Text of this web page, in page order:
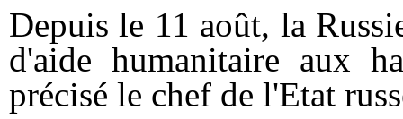
Depuis le 11 août, la
d'aide humanitaire aux
précisé le chef de l'Etat